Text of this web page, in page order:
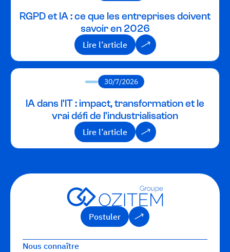
RGPD et IA : ce que les entreprises doivent
savoir en 2026
Lire l’article
Lire l’article
30/7/2026
IA dans l'IT : impact, transformation et le
vrai défi de l'industrialisation
Lire l’article
Lire l’article
Postuler
Postuler
Nous connaître